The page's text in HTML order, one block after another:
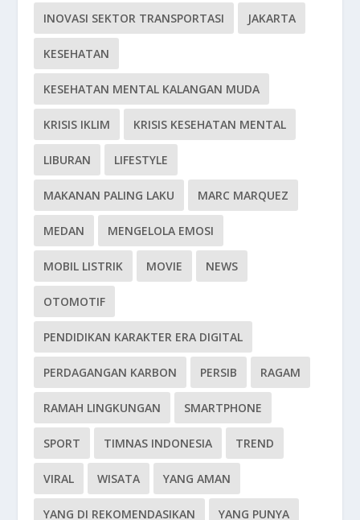
INOVASI SEKTOR TRANSPORTASI JAKARTA
KESEHATAN
KESEHATAN MENTAL KALANGAN MUDA
KRISIS IKLIM KRISIS KESEHATAN MENTAL
LIBURAN LIFESTYLE
MAKANAN PALING LAKU MARC MARQUEZ
MEDAN MENGELOLA EMOSI
MOBIL LISTRIK MOVIE NEWS
OTOMOTIF
PENDIDIKAN KARAKTER ERA DIGITAL
PERDAGANGAN KARBON PERSIB RAGAM
RAMAH LINGKUNGAN SMARTPHONE
SPORT TIMNAS INDONESIA TREND
VIRAL WISATA YANG AMAN
YANG DI REKOMENDASIKAN YANG PUNYA